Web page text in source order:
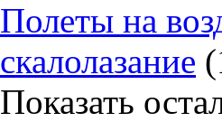
Полеты на
скалолазание
Показать